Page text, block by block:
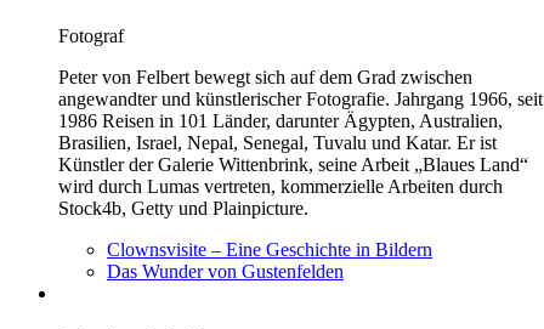
Fotograf
Peter von Felbert bewegt sich auf dem Grad zwischen
angewandter und künstlerischer Fotografie. Jahrgang 1966, seit
1986 Reisen in 101 Länder, darunter Ägypten, Australien,
Brasilien, Israel, Nepal, Senegal, Tuvalu und Katar. Er ist
Künstler der Galerie Wittenbrink, seine Arbeit „Blaues Land“
wird durch Lumas vertreten, kommerzielle Arbeiten durch
Stock4b, Getty und Plainpicture.
Clownsvisite – Eine Geschichte in Bildern
Das Wunder von Gustenfelden